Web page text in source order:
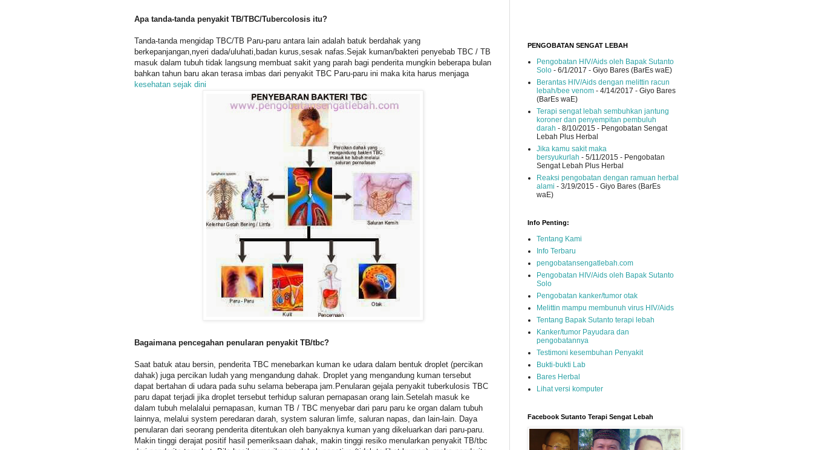
Apa tanda-tanda penyakit TB/TBC/Tubercolosis itu?
Tanda-tanda mengidap TBC/TB Paru-paru antara lain adalah batuk berdahak yang
berkepanjangan,nyeri dada/uluhati,badan kurus,sesak nafas.Sejak kuman/bakteri penyebab TBC / TB
masuk dalam tubuh tidak langsung membuat sakit yang parah bagi penderita mungkin beberapa bulan
bahkan tahun baru akan terasa imbas dari penyakit TBC Paru-paru ini maka kita harus menjaga
kesehatan sejak dini
Bagaimana pencegahan penularan penyakit TB/tbc?
Saat batuk atau bersin, penderita TBC menebarkan kuman ke udara dalam bentuk droplet (percikan
dahak) juga percikan ludah yang mengandung dahak. Droplet yang mengandung kuman tersebut
dapat bertahan di udara pada suhu selama beberapa jam.Penularan gejala penyakit tuberkulosis TBC
paru dapat terjadi jika droplet tersebut terhidup saluran pernapasan orang lain.Setelah masuk ke
dalam tubuh melalalui pernapasan, kuman TB / TBC menyebar dari paru paru ke organ dalam tubuh
lainnya, melalui system peredaran darah, system saluran limfe, saluran napas, dan lain-lain. Daya
penularan dari seorang penderita ditentukan oleh banyaknya kuman yang dikeluarkan dari paru-paru.
Makin tinggi derajat positif hasil pemeriksaan dahak, makin tinggi resiko menularkan penyakit TB/tbc
PENGOBATAN SENGAT LEBAH
Pengobatan HIV/Aids oleh Bapak Sutanto
Solo - 6/1/2017 - Giyo Bares (BarEs waE)
Berantas HIV/Aids dengan melittin racun
lebah/bee venom - 4/14/2017 - Giyo Bares
(BarEs waE)
Terapi sengat lebah sembuhkan jantung
koroner dan penyempitan pembuluh
darah - 8/10/2015 - Pengobatan Sengat
Lebah Plus Herbal
Jika kamu sakit maka
bersyukurlah - 5/11/2015 - Pengobatan
Sengat Lebah Plus Herbal
Reaksi pengobatan dengan ramuan herbal
alami - 3/19/2015 - Giyo Bares (BarEs
waE)
Info Penting:
Tentang Kami
Info Terbaru
pengobatansengatlebah.com
Pengobatan HIV/Aids oleh Bapak Sutanto
Solo
Pengobatan kanker/tumor otak
Melittin mampu membunuh virus HIV/Aids
Tentang Bapak Sutanto terapi lebah
Kanker/tumor Payudara dan
pengobatannya
Testimoni kesembuhan Penyakit
Bukti-bukti Lab
Bares Herbal
Lihat versi komputer
Facebook Sutanto Terapi Sengat Lebah